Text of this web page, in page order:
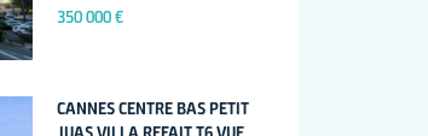
350 000 €
CANNES CENTRE BAS PETIT